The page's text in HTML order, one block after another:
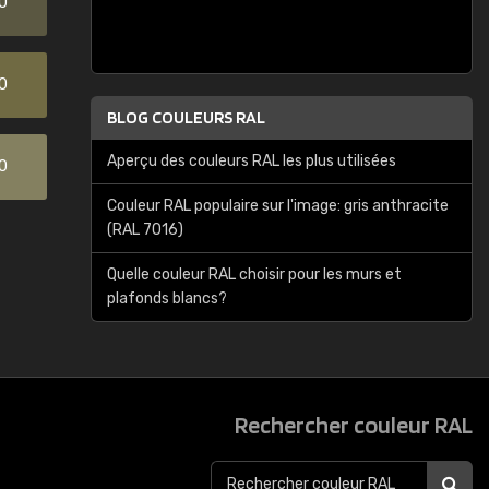
BLOG COULEURS RAL
Aperçu des couleurs RAL les plus utilisées
Couleur RAL populaire sur l'image: gris anthracite
(RAL 7016)
Quelle couleur RAL choisir pour les murs et
plafonds blancs?
Rechercher couleur RAL